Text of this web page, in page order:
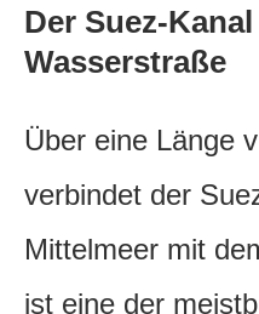
Der Suez-
Wasserstraße
Über eine Länge
verbindet der
Mittelmeer mit
ist eine der